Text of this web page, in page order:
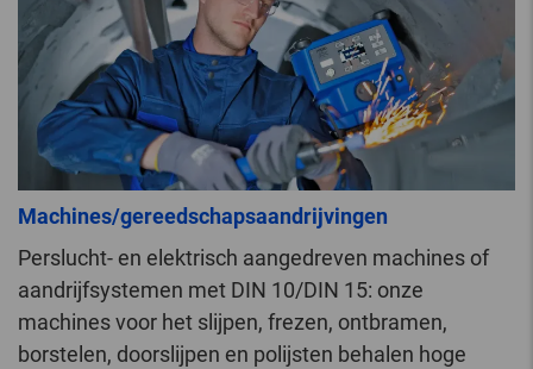
Machines/gereedschapsaandrijvingen
Perslucht- en elektrisch aangedreven machines of
aandrijfsystemen met DIN 10/DIN 15: onze
machines voor het slijpen, frezen, ontbramen,
borstelen, doorslijpen en polijsten behalen hoge